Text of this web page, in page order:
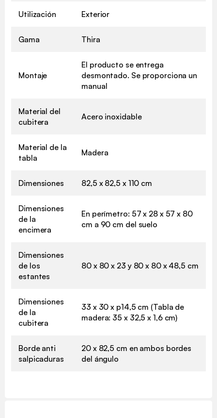
Utilización Exterior
Gama Thira
Montaje
El producto se entrega
desmontado. Se proporciona un
manual
Material del
cubitera
Acero inoxidable
Material de la
tabla
Madera
Dimensiones 82,5 x 82,5 x 110 cm
Dimensiones
de la
encimera
En perímetro: 57 x 28 x 57 x 80
cm a 90 cm del suelo
Dimensiones
de los
estantes
80 x 80 x 23 y 80 x 80 x 48,5 cm
Dimensiones
de la
cubitera
33 x 30 x p14,5 cm (Tabla de
madera: 35 x 32,5 x 1,6 cm)
Borde anti
salpicaduras
20 x 82,5 cm en ambos bordes
del ángulo